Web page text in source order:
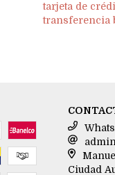
tarjeta de
transferencia
Ciudad